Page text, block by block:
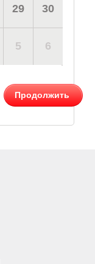
29 30
5 6
Продолжить